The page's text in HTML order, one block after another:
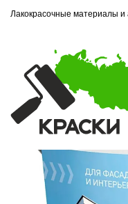
Лакокрасочные материалы и